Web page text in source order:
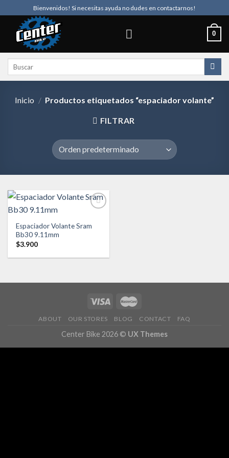
to
content
Bienvenidos! Si necesitas ayuda no dudes en contactarnos!
0
Inicio / Productos etiquetados “espaciador volante”
FILTRAR
Espaciador Volante Sram
Bb30 9.11mm
$3.900
ABOUT OUR STORES BLOG CONTACT FAQ
Center Bike 2026 © UX Themes